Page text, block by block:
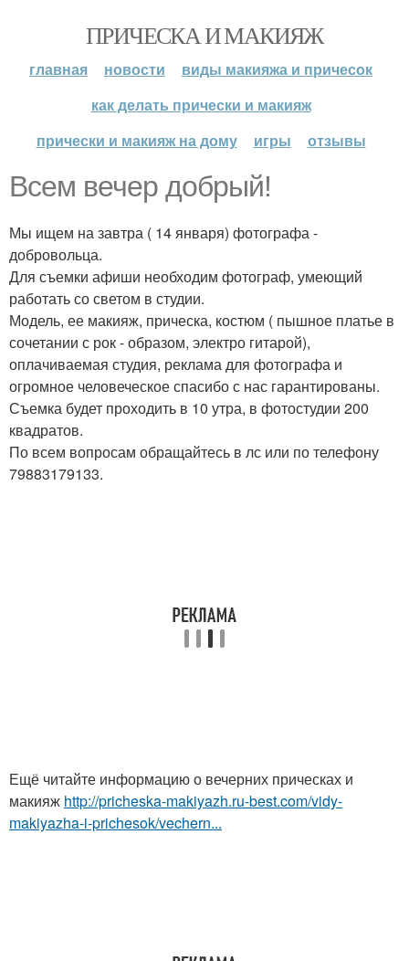
ПРИЧЕСКА И МАКИЯЖ
главная новости
виды макияжа и причесок
как делать прически и макияж
прически и макияж на дому
игры отзывы
Всем вечер добрый!
Мы ищем на завтра ( 14 января) фотографа -
добровольца.
Для съемки афиши необходим фотограф, умеющий
работать со светом в студии.
Модель, ее макияж, прическа, костюм ( пышное платье в
сочетании с рок - образом, электро гитарой),
оплачиваемая студия, реклама для фотографа и
огромное человеческое спасибо с нас гарантированы.
Съемка будет проходить в 10 утра, в фотостудии 200
квадратов.
По всем вопросам обращайтесь в лс или по телефону
79883179133.
Ещё читайте информацию о вечерних прическах и
макияж http://pricheska-makiyazh.ru-best.com/vidy-
makiyazha-i-prichesok/vechern...